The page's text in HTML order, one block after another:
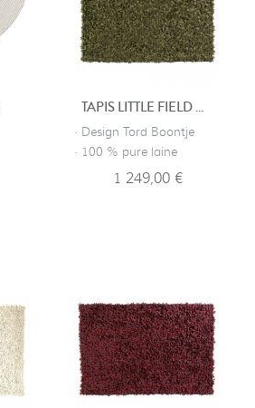
TAPIS LITTLE FIELD OF FLOWERS - VERT
· Design Tord Boontje
· 100 % pure laine
1 249,00 €